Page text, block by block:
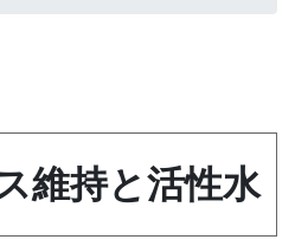
維持と活性水